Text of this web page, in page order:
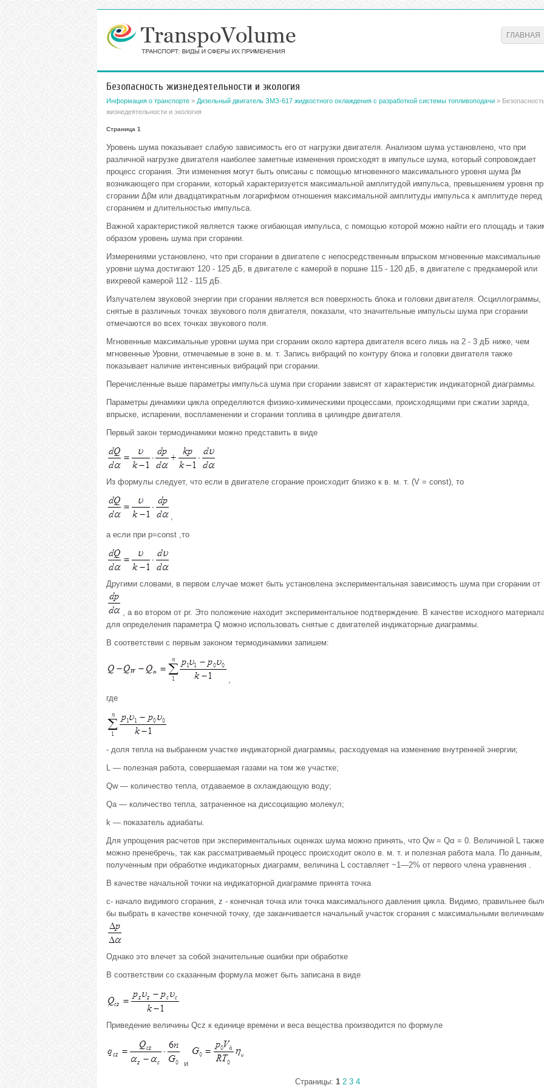
ГЛАВНАЯ
Безопасность жизнедеятельности и экология
Информация о транспорте» Дизельный двигатель ЗМЗ-617 жидкостного охлаждения с разработкой системы топливоподачи»
жизнедеятельности и экология
Страница 1
Уровень шума показывает слабую зависимость его от нагрузки двигателя. Анализом шума установлено, что при
различной нагрузке двигателя наиболее заметные изменения происходят в импульсе шума, который сопровождает
процесс сгорания. Эти изменения могут быть описаны с помощью мгновенного максимального уровня шума βм
возникающего при сгорании, который характеризуется максимальной амплитудой импульса, превышением уровня
сгорании Δβм или двадцатикратным логарифмом отношения максимальной амплитуды импульса к амплитуде перед
сгоранием и длительностью импульса.
Важной характеристикой является также огибающая импульса, с помощью которой можно найти его площадь и
образом уровень шума при сгорании.
Измерениями установлено, что при сгорании в двигателе с непосредственным впрыском мгновенные максимальные
уровни шума достигают 120 - 125 дБ, в двигателе с камерой в поршне 115 - 120 дБ, в двигателе с предкамерой или
вихревой камерой 112 - 115 дБ.
Излучателем звуковой энергии при сгорании является вся поверхность блока и головки двигателя. Осциллограммы,
снятые в различных точках звукового поля двигателя, показали, что значительные импульсы шума при сгорании
отмечаются во всех точках звукового поля.
Мгновенные максимальные уровни шума при сгорании около картера двигателя всего лишь на 2 - 3 дБ ниже, чем
мгновенные Уровни, отмечаемые в зоне в. м. т. Запись вибраций по контуру блока и головки двигателя также
показывает наличие интенсивных вибраций при сгорании.
Перечисленные выше параметры импульса шума при сгорании зависят от характеристик индикаторной диаграммы.
Параметры динамики цикла определяются физико-химическими процессами, происходящими при сжатии заряда,
впрыске, испарении, воспламенении и сгорании топлива в цилиндре двигателя.
Первый закон термодинамики можно представить в виде
Из формулы следует, что если в двигателе сгорание происходит близко к в. м. т. (V = const), то
,
а если при p=const ,то
Другими словами, в первом случае может быть установлена экспериментальная зависимость шума при сгорании от
, а во втором от рг. Это положение находит экспериментальное подтверждение. В качестве исходного
для определения параметра Q можно использовать снятые с двигателей индикаторные диаграммы.
В соответствии с первым законом термодинамики запишем:
,
где
- доля тепла на выбранном участке индикаторной диаграммы, расходуемая на изменение внутренней энергии;
L — полезная работа, совершаемая газами на том же участке;
Qw — количество тепла, отдаваемое в охлаждающую воду;
Qa — количество тепла, затраченное на диссоциацию молекул;
k — показатель адиабаты.
Для упрощения расчетов при экспериментальных оценках шума можно принять, что Qw = Qα = 0. Величиной L также
можно пренебречь, так как рассматриваемый процесс происходит около в. м. т. и полезная работа мала. По данным,
полученным при обработке индикаторных диаграмм, величина L составляет ~1—2% от первого члена уравнения .
В качестве начальной точки на индикаторной диаграмме принята точка
с- начало видимого сгорания, z - конечная точка или точка максимального давления цикла. Видимо, правильнее
бы выбрать в качестве конечной точку, где заканчивается начальный участок сгорания с максимальными
Однако это влечет за собой значительные ошибки при обработке
В соответствии со сказанным формула может быть записана в виде
Приведение величины Qcz к единице времени и веса вещества производится по формуле
и
Страницы: 1 2 3 4